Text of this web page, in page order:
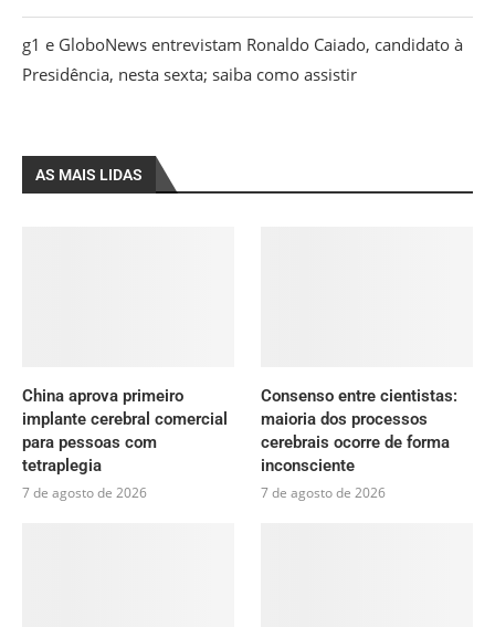
g1 e GloboNews entrevistam Ronaldo Caiado, candidato à
Presidência, nesta sexta; saiba como assistir
AS MAIS LIDAS
China aprova primeiro
implante cerebral comercial
para pessoas com
tetraplegia
7 de agosto de 2026
Consenso entre cientistas:
maioria dos processos
cerebrais ocorre de forma
inconsciente
7 de agosto de 2026